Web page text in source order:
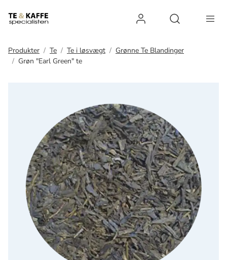
Log ind
Produkter Te Te i løsvægt
Grønne Te Blandinger
Grøn "Earl Green" te